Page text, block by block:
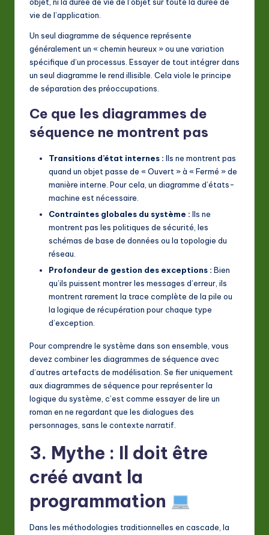
objet, ni la durée de vie de l’objet sur toute la durée de
vie de l’application.
Un seul diagramme de séquence représente
généralement un « chemin heureux » ou une variation
spécifique d’un processus. Essayer de tout intégrer dans
un seul diagramme le rend illisible. Cela viole le principe
de séparation des préoccupations.
Ce que les diagrammes de
séquence ne montrent pas
Transitions d’état internes : Ils ne montrent pas
quand un objet passe de « Ouvert » à « Fermé » de
manière interne. Pour cela, un diagramme d’états-
machine est nécessaire.
Contraintes globales du système : Ils ne
montrent pas les politiques de sécurité, les
schémas de base de données ou la topologie du
réseau.
Profondeur de gestion des exceptions : Bien
qu’ils puissent montrer les messages d’erreur, ils
montrent rarement la trace complète de la pile ou
la logique de récupération pour chaque type
d’exception.
Pour comprendre le système dans son ensemble, vous
devez combiner les diagrammes de séquence avec
d’autres artefacts de modélisation. Se fier uniquement
aux diagrammes de séquence pour représenter la
logique du système, c’est comme essayer de lire un
roman en ne regardant que les dialogues des
personnages, sans le contexte narratif.
3. Mythe : Il doit être
créé avant la
programmation
Dans les méthodologies traditionnelles en cascade, la